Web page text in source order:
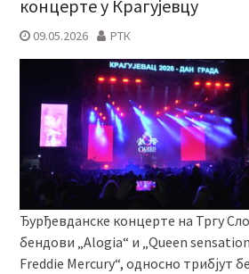
концерте у Крагујевцу
09.05.2026 РТК
Ђурђевданске концерте на Тргу
бендови „Аlogia“ и „Queen
Freddie Mercury“, односно трибјут